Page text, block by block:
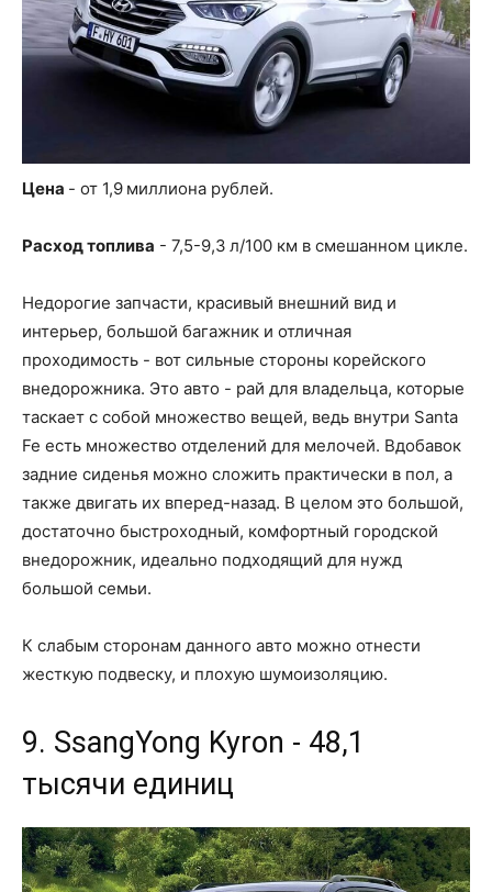
Цена - от 1,9 миллиона рублей.
Расход топлива - 7,5-9,3 л/100 км в смешанном цикле.
Недорогие запчасти, красивый внешний вид и
интерьер, большой багажник и отличная
проходимость - вот сильные стороны корейского
внедорожника. Это авто - рай для владельца, которые
таскает с собой множество вещей, ведь внутри Santa
Fe есть множество отделений для мелочей. Вдобавок
задние сиденья можно сложить практически в пол, а
также двигать их вперед-назад. В целом это большой,
достаточно быстроходный, комфортный городской
внедорожник, идеально подходящий для нужд
большой семьи.
К слабым сторонам данного авто можно отнести
жесткую подвеску, и плохую шумоизоляцию.
9. SsangYong Kyron - 48,1
тысячи единиц